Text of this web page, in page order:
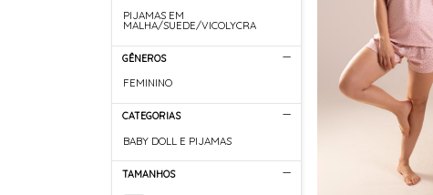
PIJAMAS EM
MALHA/SUEDE/VICOLYCRA
GÊNEROS
FEMININO
CATEGORIAS
BABY DOLL E PIJAMAS
TAMANHOS